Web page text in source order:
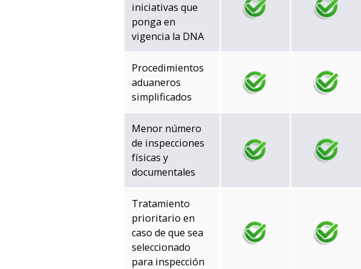
iniciativas que
ponga en
vigencia la DNA
Procedimientos
aduaneros
simplificados
Menor número
de inspecciones
físicas y
documentales
Tratamiento
prioritario en
caso de que sea
seleccionado
para inspección